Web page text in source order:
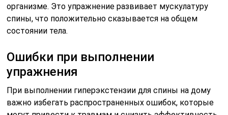
организме. Это упражнение развивает мускулатуру
спины, что положительно сказывается на общем
состоянии тела.
Ошибки при выполнении
упражнения
При выполнении гиперэкстензии для спины на дому
важно избегать распространенных ошибок, которые